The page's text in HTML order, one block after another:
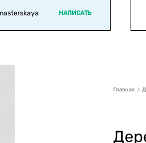
НАПИСАТЬ
Главная